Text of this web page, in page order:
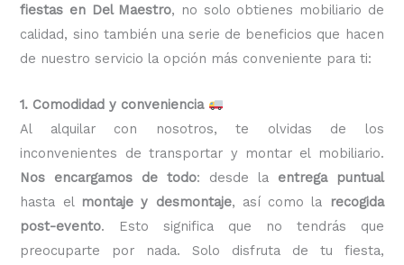
fiestas en Del Maestro, no solo obtienes mobiliario de
calidad, sino también una serie de beneficios que hacen
de nuestro servicio la opción más conveniente para ti:
1. Comodidad y conveniencia
Al alquilar con nosotros, te olvidas de los
inconvenientes de transportar y montar el mobiliario.
Nos encargamos de todo: desde la entrega puntual
hasta el montaje y desmontaje, así como la
recogida
post-evento. Esto significa que no tendrás que
preocuparte por nada. Solo disfruta de tu fiesta,